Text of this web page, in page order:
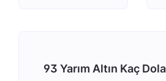
93 Yarım Altın Kaç